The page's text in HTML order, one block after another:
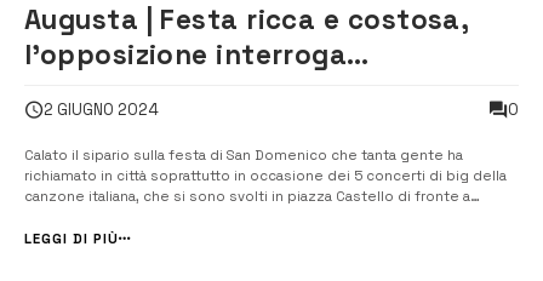
Augusta | Festa ricca e costosa,
l’opposizione interroga
2 GIUGNO 2024 0
Calato il sipario sulla festa di San Domenico che tanta gente ha
richiamato in città soprattutto in occasione dei 5 concerti di big della
canzone italiana, che si sono svolti in piazza Castello di fronte a
Milena Contento di “Nuovo Patto per Augusta”, Roberta Suppo […...
LEGGI DI PIÙ